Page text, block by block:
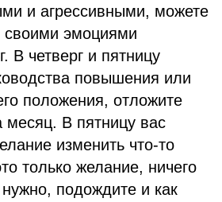
и агрессивными, можете
своими эмоциями
В четверг и пятницу
повышения или
положения, отложите
месяц. В пятницу вас
изменить что-то
только желание, ничего
подождите и как